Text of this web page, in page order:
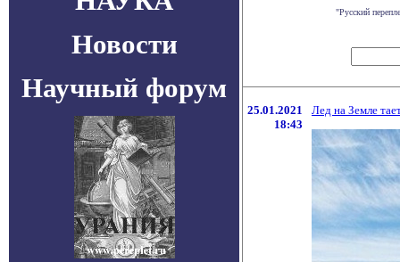
Новости
Научный форум
"Русский
25.01.2021
18:43
Лед на Земле